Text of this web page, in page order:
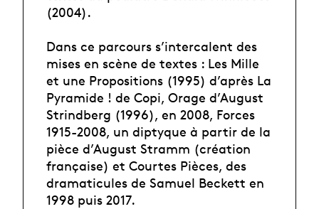
(2004).
Dans ce parcours s’intercalent des
mises en scène de textes : Les Mille
et une Propositions (1995) d’après La
Pyramide ! de Copi, Orage d’August
Strindberg (1996), en 2008, Forces
1915-2008, un diptyque à partir de la
pièce d’August Stramm (création
française) et Courtes Pièces, des
dramaticules de Samuel Beckett en
1998 puis 2017.